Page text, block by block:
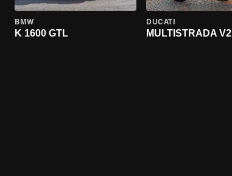
BMW
K 1600 GTL
DUCATI
MULTISTRADA V2